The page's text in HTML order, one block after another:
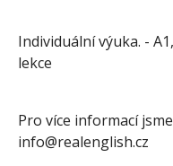
Individuální výuka. -
lekce
Pro více informací
info@realenglish.cz